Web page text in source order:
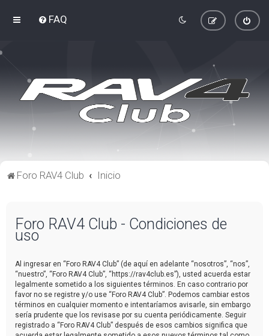
FAQ
Foro RAV4 Club Inicio
Foro RAV4 Club - Condiciones de
uso
Al ingresar en “Foro RAV4 Club” (de aquí en adelante “nosotros”, “nos”,
“nuestro”, “Foro RAV4 Club”, “https://rav4club.es”), usted acuerda estar
legalmente sometido a los siguientes términos. En caso contrario por
favor no se registre y/o use “Foro RAV4 Club”. Podemos cambiar estos
términos en cualquier momento e intentaríamos avisarle, sin embargo
sería prudente que los revisase por su cuenta periódicamente. Seguir
registrado a “Foro RAV4 Club” después de esos cambios significa que